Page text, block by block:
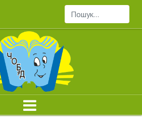
Пошук...